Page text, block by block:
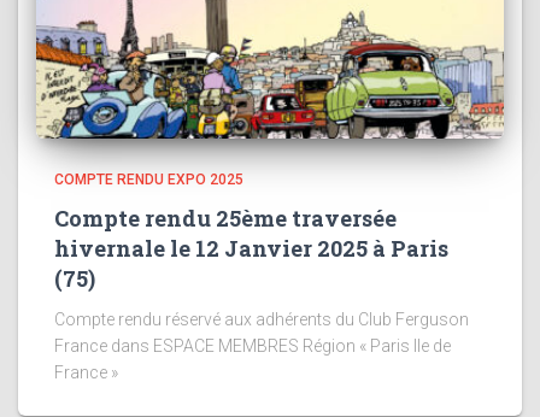
COMPTE RENDU EXPO 2025
Compte rendu 25ème traversée
hivernale le 12 Janvier 2025 à Paris
(75)
Compte rendu réservé aux adhérents du Club Ferguson
France dans ESPACE MEMBRES Région « Paris Ile de
France »